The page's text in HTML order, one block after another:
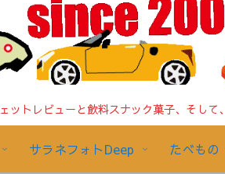
ットレビューと飲料スナック菓子、そし
サラネフォトDeep たべもの